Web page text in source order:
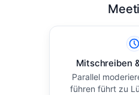
Mitschreiben
Parallel
führen führt zu